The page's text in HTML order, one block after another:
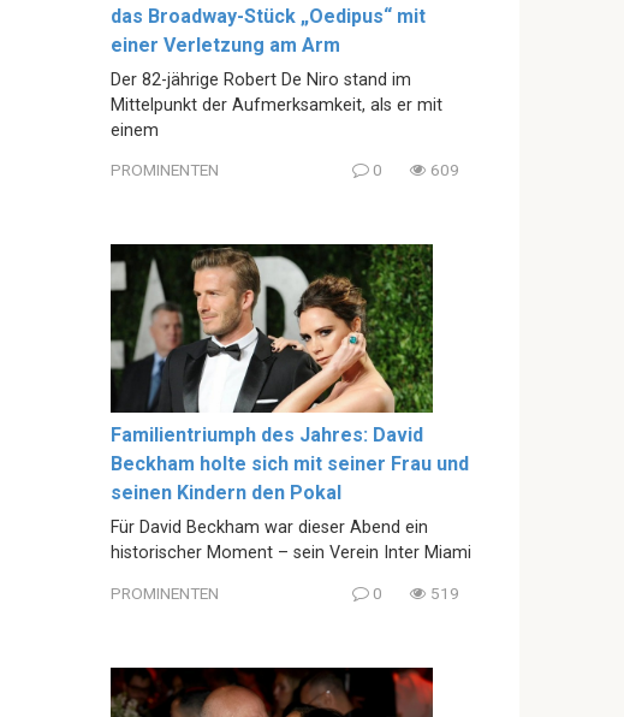
das Broadway-Stück „Oedipus“ mit
einer Verletzung am Arm
Der 82-jährige Robert De Niro stand im
Mittelpunkt der Aufmerksamkeit, als er mit
einem
PROMINENTEN 0 609
Familientriumph des Jahres: David
Beckham holte sich mit seiner Frau und
seinen Kindern den Pokal
Für David Beckham war dieser Abend ein
historischer Moment – sein Verein Inter Miami
PROMINENTEN 0 519